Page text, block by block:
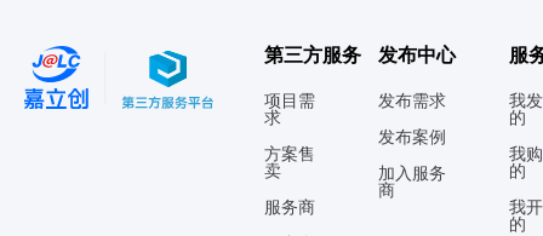
第三方服务
项目需
求
方案售
卖
服务商
发布中心
发布需求
发布案例
加入服务
商
服
我
的
我
的
我
的